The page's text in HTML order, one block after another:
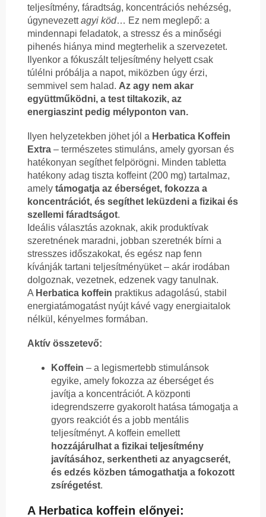
teljesítmény, fáradtság, koncentrációs nehézség,
úgynevezettagyi köd… Ez nem meglepő: a
mindennapi feladatok, a stressz és a minőségi
pihenés hiánya mind megterhelik a szervezetet.
Ilyenkor a fókuszált teljesítmény helyett csak
túlélni próbálja a napot, miközben úgy érzi,
semmivel sem halad. Az agy nem akar
együttműködni, a test tiltakozik, az
energiaszint pedig mélyponton van.
Ilyen helyzetekben jöhet jól a Herbatica Koffein
Extra – természetes stimuláns, amely gyorsan és
hatékonyan segíthet felpörögni. Minden tabletta
hatékony adag tiszta koffeint (200 mg) tartalmaz,
amely támogatja az éberséget, fokozza a
koncentrációt, és segíthet leküzdeni a fizikai és
szellemi fáradtságot.
Ideális választás azoknak, akik produktívak
szeretnének maradni, jobban szeretnék bírni a
stresszes időszakokat, és egész nap fenn
kívánják tartani teljesítményüket – akár irodában
dolgoznak, vezetnek, edzenek vagy tanulnak.
A Herbatica koffein praktikus adagolású, stabil
energiatámogatást nyújt kávé vagy energiaitalok
nélkül, kényelmes formában.
Aktív összetevő:
Koffein – a legismertebb stimulánsok
egyike, amely fokozza az éberséget és
javítja a koncentrációt. A központi
idegrendszerre gyakorolt hatása támogatja a
gyors reakciót és a jobb mentális
teljesítményt. A koffein emellett
hozzájárulhat a fizikai teljesítmény
javításához, serkentheti az anyagcserét,
és edzés közben támogathatja a fokozott
zsírégetést.
A Herbatica koffein előnyei: